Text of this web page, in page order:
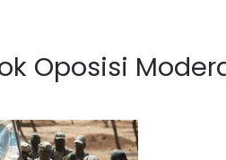
Oposisi